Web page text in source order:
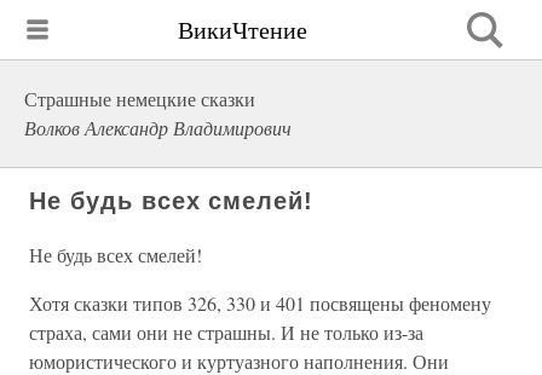
ВикиЧтение
Страшные немецкие сказки
Волков Александр Владимирович
Не будь всех смелей!
Не будь всех смелей!
Хотя сказки типов 326, 330 и 401 посвящены феномену
страха, сами они не страшны. И не только из-за
юмористического и куртуазного наполнения. Они